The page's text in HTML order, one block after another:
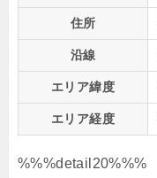
住所
沿線
エリア緯度
エリア経度
%%%detail20%%%